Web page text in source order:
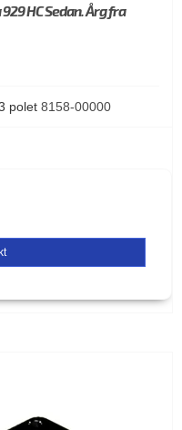
HC Sedan. Årg fra
polet 8158-00000